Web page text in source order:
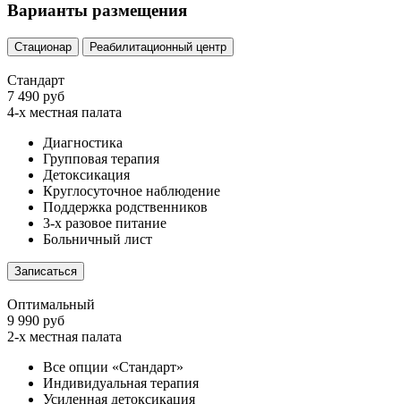
Варианты размещения
Стационар Реабилитационный центр
Стандарт
7 490 руб
4-х местная палата
Диагностика
Групповая терапия
Детоксикация
Круглосуточное наблюдение
Поддержка родственников
3-х разовое питание
Больничный лист
Записаться
Оптимальный
9 990 руб
2-х местная палата
Все опции «Стандарт»
Индивидуальная терапия
Усиленная детоксикация